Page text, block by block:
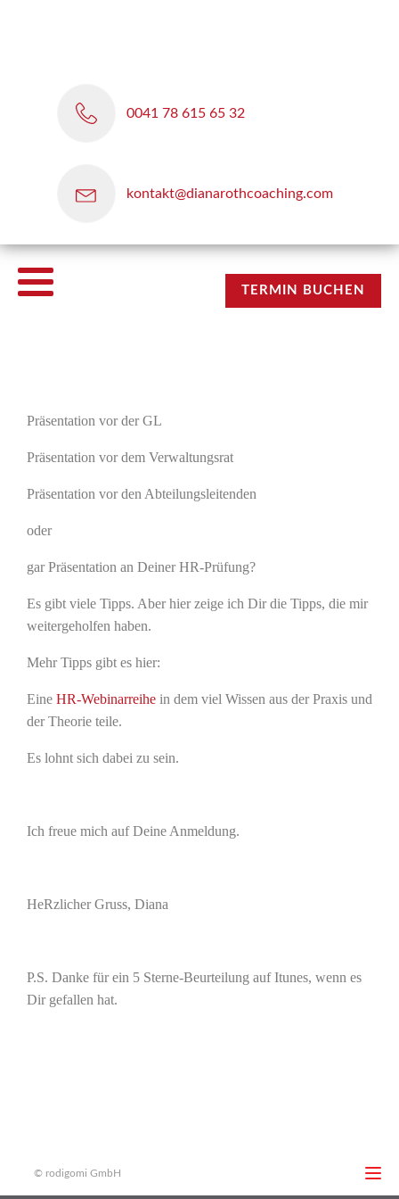
0041 78 615 65 32
kontakt@dianarothcoaching.com
TERMIN BUCHEN
Präsentation vor der GL
Präsentation vor dem Verwaltungsrat
Präsentation vor den Abteilungsleitenden
oder
gar Präsentation an Deiner HR-Prüfung?
Es gibt viele Tipps. Aber hier zeige ich Dir die Tipps, die mir
weitergeholfen haben.
Mehr Tipps gibt es hier:
Eine HR-Webinarreihe in dem viel Wissen aus der Praxis und
der Theorie teile.
Es lohnt sich dabei zu sein.
Ich freue mich auf Deine Anmeldung.
HeRzlicher Gruss, Diana
P.S. Danke für ein 5 Sterne-Beurteilung auf Itunes, wenn es
Dir gefallen hat.
© rodigomi GmbH